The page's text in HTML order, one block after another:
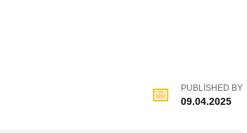
PUBLISHED BY
09.04.2025